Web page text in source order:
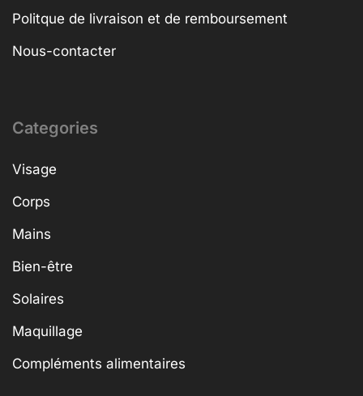
Politque de livraison et de remboursement
Nous-contacter
Categories
Visage
Corps
Mains
Bien-être
Solaires
Maquillage
Compléments alimentaires